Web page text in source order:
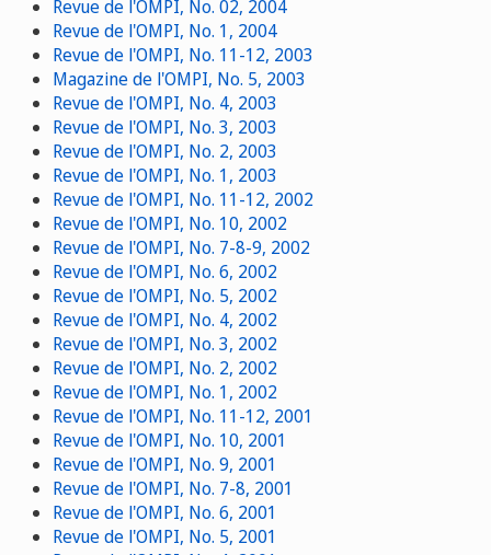
Revue de l'OMPI, No. 02, 2004
Revue de l'OMPI, No. 1, 2004
Revue de l'OMPI, No. 11-12, 2003
Magazine de l'OMPI, No. 5, 2003
Revue de l'OMPI, No. 4, 2003
Revue de l'OMPI, No. 3, 2003
Revue de l'OMPI, No. 2, 2003
Revue de l'OMPI, No. 1, 2003
Revue de l'OMPI, No. 11-12, 2002
Revue de l'OMPI, No. 10, 2002
Revue de l'OMPI, No. 7-8-9, 2002
Revue de l'OMPI, No. 6, 2002
Revue de l'OMPI, No. 5, 2002
Revue de l'OMPI, No. 4, 2002
Revue de l'OMPI, No. 3, 2002
Revue de l'OMPI, No. 2, 2002
Revue de l'OMPI, No. 1, 2002
Revue de l'OMPI, No. 11-12, 2001
Revue de l'OMPI, No. 10, 2001
Revue de l'OMPI, No. 9, 2001
Revue de l'OMPI, No. 7-8, 2001
Revue de l'OMPI, No. 6, 2001
Revue de l'OMPI, No. 5, 2001